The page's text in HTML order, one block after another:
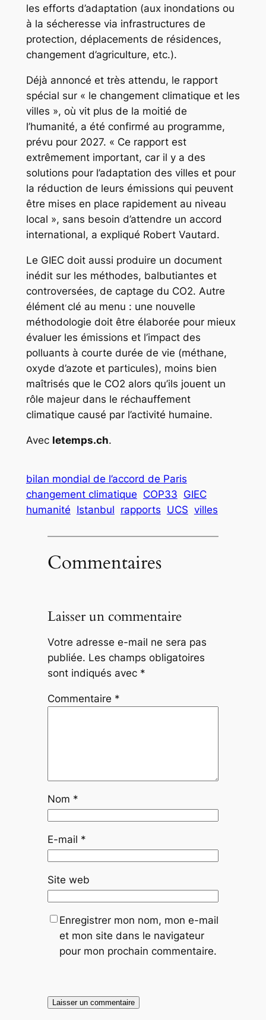
les efforts d’adaptation (aux inondations ou
à la sécheresse via infrastructures de
protection, déplacements de résidences,
changement d’agriculture, etc.).
Déjà annoncé et très attendu, le rapport
spécial sur « le changement climatique et les
villes », où vit plus de la moitié de
l’humanité, a été confirmé au programme,
prévu pour 2027. « Ce rapport est
extrêmement important, car il y a des
solutions pour l’adaptation des villes et pour
la réduction de leurs émissions qui peuvent
être mises en place rapidement au niveau
local », sans besoin d’attendre un accord
international, a expliqué Robert Vautard.
Le GIEC doit aussi produire un document
inédit sur les méthodes, balbutiantes et
controversées, de captage du CO2. Autre
élément clé au menu : une nouvelle
méthodologie doit être élaborée pour mieux
évaluer les émissions et l’impact des
polluants à courte durée de vie (méthane,
oxyde d’azote et particules), moins bien
maîtrisés que le CO2 alors qu’ils jouent un
rôle majeur dans le réchauffement
climatique causé par l’activité humaine.
Avec letemps.ch.
bilan mondial de l’accord de Paris
changement climatique COP33 GIEC
humanité Istanbul rapports UCS villes
Commentaires
Laisser un commentaire
Votre adresse e-mail ne sera pas
publiée. Les champs obligatoires
sont indiqués avec *
Commentaire *
Nom *
E-mail *
Site web
Enregistrer mon nom, mon e-mail
et mon site dans le navigateur
pour mon prochain commentaire.